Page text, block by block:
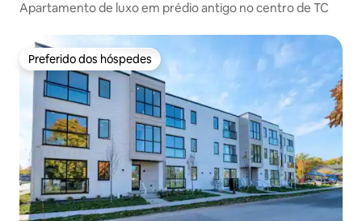
Apartamento de luxo em prédio antigo no centro de TC
Preferido dos hóspedes
Preferido dos hóspedes